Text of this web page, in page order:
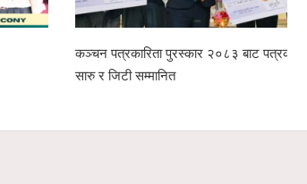
कञ्चन पत्रकारिता पुरस्कार २०८३ बाट पत्रकारद्वय
सारु र जिटी सम्मानित